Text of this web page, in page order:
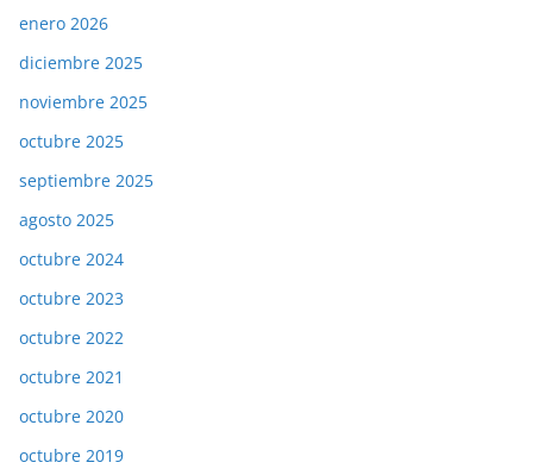
enero 2026
diciembre 2025
noviembre 2025
octubre 2025
septiembre 2025
agosto 2025
octubre 2024
octubre 2023
octubre 2022
octubre 2021
octubre 2020
octubre 2019